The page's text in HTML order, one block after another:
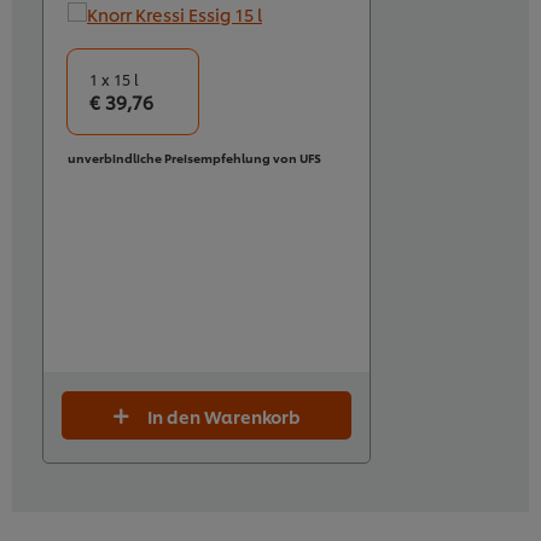
1 x 15 l
€ 39,76
unverbindliche Preisempfehlung von UFS
In den Warenkorb